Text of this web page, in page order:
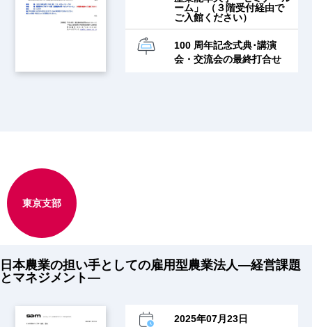
ーム」 （３階受付経由で
ご入館ください）
100 周年記念式典･講演
会・交流会の最終打合せ
東京支部
日本農業の担い手としての雇用型農業法人―経営課題
とマネジメント―
2025年07月23日